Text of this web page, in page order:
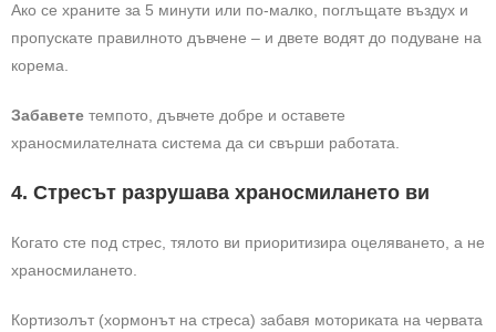
Ако се храните за 5 минути или по-малко, поглъщате въздух и
пропускате правилното дъвчене – и двете водят до подуване на
корема.
Забавете темпото, дъвчете добре и оставете
храносмилателната система да си свърши работата.
4. Стресът разрушава храносмилането ви
Когато сте под стрес, тялото ви приоритизира оцеляването, а не
храносмилането.
Кортизолът (хормонът на стреса) забавя моториката на червата